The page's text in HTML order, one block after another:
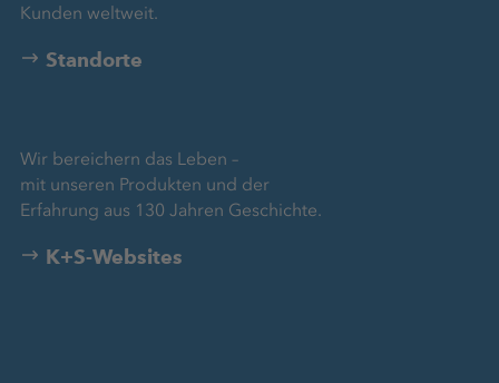
Kunden weltweit.
Standorte
Wir bereichern das Leben –
mit unseren Produkten und der
Erfahrung aus 130 Jahren Geschichte.
K+S-Websites